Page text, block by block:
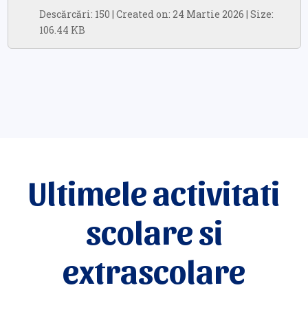
Descărcări: 150 | Created on: 24 Martie 2026 | Size:
106.44 KB
Ultimele activitati
scolare si
extrascolare